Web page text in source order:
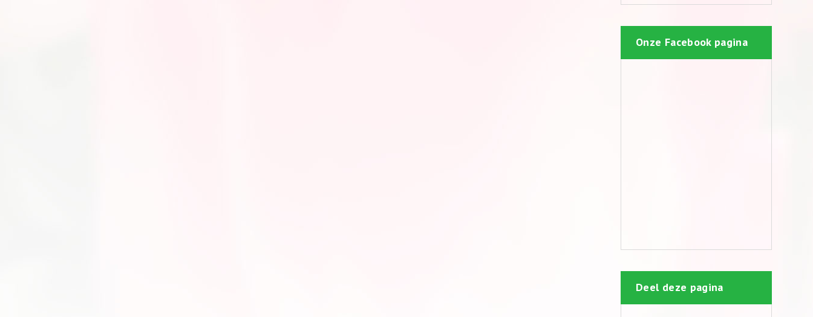
Onze Facebook pagina
Deel deze pagina